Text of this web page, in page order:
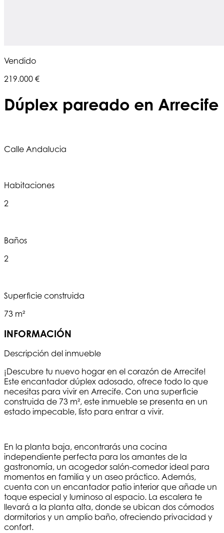
Vendido
219.000 €
Dúplex pareado en Arrecife
Calle Andalucia
Habitaciones
2
Baños
2
Superficie construida
73 m²
INFORMACIÓN
Descripción del inmueble
¡Descubre tu nuevo hogar en el corazón de Arrecife!
Este encantador dúplex adosado, ofrece todo lo que
necesitas para vivir en Arrecife. Con una superficie
construida de 73 m², este inmueble se presenta en un
estado impecable, listo para entrar a vivir.
En la planta baja, encontrarás una cocina
independiente perfecta para los amantes de la
gastronomía, un acogedor salón-comedor ideal para
momentos en familia y un aseo práctico. Además,
cuenta con un encantador patio interior que añade un
toque especial y luminoso al espacio. La escalera te
llevará a la planta alta, donde se ubican dos cómodos
dormitorios y un amplio baño, ofreciendo privacidad y
confort.